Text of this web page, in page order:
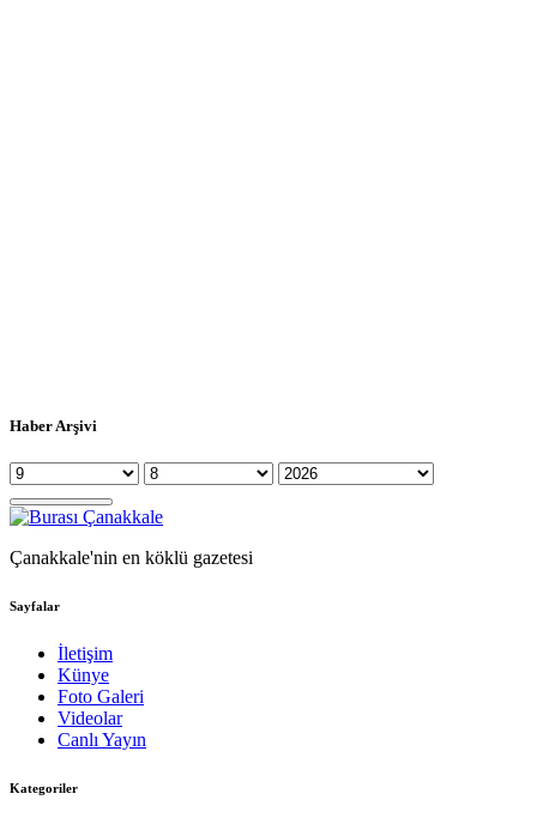
Haber Arşivi
Çanakkale'nin en köklü gazetesi
Sayfalar
İletişim
Künye
Foto Galeri
Videolar
Canlı Yayın
Kategoriler